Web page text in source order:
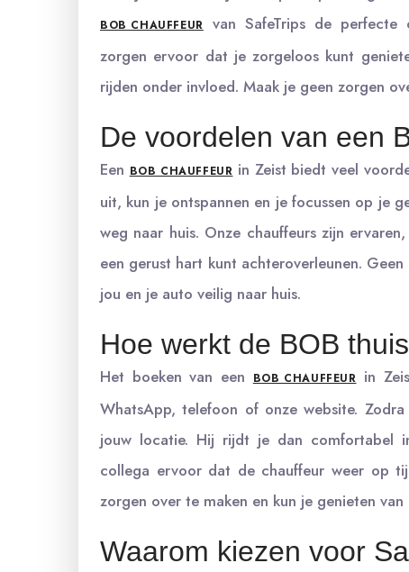
BOB CHAUFFEUR
van SafeTrips de perfecte
zorgen ervoor dat je zorgeloos kunt
rijden onder invloed. Maak je geen zorgen
De voordelen van een
Een BOB CHAUFFEUR in Zeist biedt veel
uit, kun je ontspannen en je focussen op je
weg naar huis. Onze chauffeurs zijn
een gerust hart kunt achteroverleunen.
jou en je auto veilig naar huis.
Hoe werkt de BOB
Het boeken van een BOB CHAUFFEUR in
WhatsApp, telefoon of onze website.
jouw locatie. Hij rijdt je dan comfortabel
collega ervoor dat de chauffeur weer op
zorgen over te maken en kun je genieten
Waarom kiezen voor